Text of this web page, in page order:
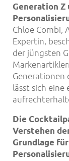
Generation Z
Chloe Combi,
Expertin,
der jüngsten
Generationen
lässt sich eine
Die
Verstehen
Grundlage fü